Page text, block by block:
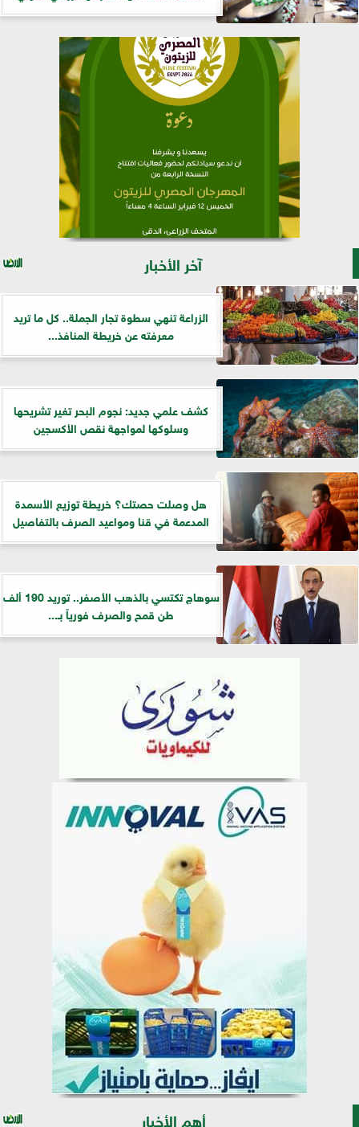
آخر الأخبار
الزراعة تنهي سطوة تجار الجملة.. كل ما تريد
معرفته عن خريطة المنافذ...
كشف علمي جديد: نجوم البحر تغير تشريحها
وسلوكها لمواجهة نقص الأكسجين
هل وصلت حصتك؟ خريطة توزيع الأسمدة
المدعمة في قنا ومواعيد الصرف بالتفاصيل
سوهاج تكتسي بالذهب الأصفر.. توريد 190 ألف
طن قمح والصرف فورياً بـ...
أهم الأخبار